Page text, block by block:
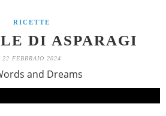
RICETTE
DI ASPARAGI
22 FEBBRAIO 2024
and Dreams